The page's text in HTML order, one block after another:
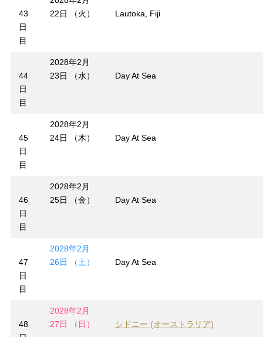
43
日
目
22日 （火）
Lautoka, Fiji
44
日
目
2028年2月
23日 （水）
Day At Sea
45
日
目
2028年2月
24日 （木）
Day At Sea
46
日
目
2028年2月
25日 （金）
Day At Sea
47
日
目
2028年2月
26日 （土）
Day At Sea
48
2028年2月
27日 （日）
シドニー (オーストラリア)